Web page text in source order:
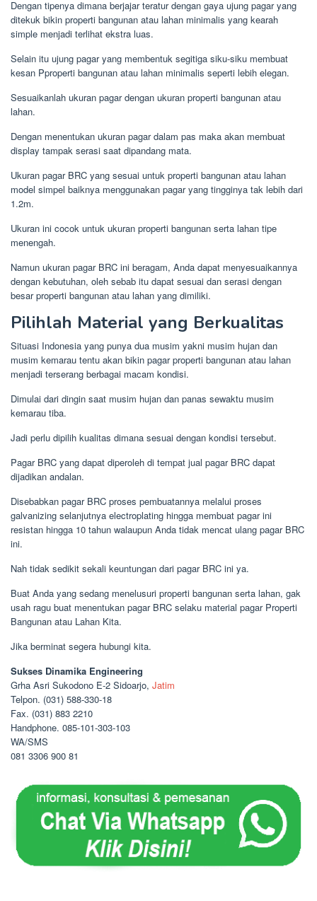
Dengan tipenya dimana berjajar teratur dengan gaya ujung pagar yang
ditekuk bikin properti bangunan atau lahan minimalis yang kearah
simple menjadi terlihat ekstra luas.
Selain itu ujung pagar yang membentuk segitiga siku-siku membuat
kesan Pproperti bangunan atau lahan minimalis seperti lebih elegan.
Sesuaikanlah ukuran pagar dengan ukuran properti bangunan atau
lahan.
Dengan menentukan ukuran pagar dalam pas maka akan membuat
display tampak serasi saat dipandang mata.
Ukuran pagar BRC yang sesuai untuk properti bangunan atau lahan
model simpel baiknya menggunakan pagar yang tingginya tak lebih dari
1.2m.
Ukuran ini cocok untuk ukuran properti bangunan serta lahan tipe
menengah.
Namun ukuran pagar BRC ini beragam, Anda dapat menyesuaikannya
dengan kebutuhan, oleh sebab itu dapat sesuai dan serasi dengan
besar properti bangunan atau lahan yang dimiliki.
Pilihlah Material yang Berkualitas
Situasi Indonesia yang punya dua musim yakni musim hujan dan
musim kemarau tentu akan bikin pagar properti bangunan atau lahan
menjadi terserang berbagai macam kondisi.
Dimulai dari dingin saat musim hujan dan panas sewaktu musim
kemarau tiba.
Jadi perlu dipilih kualitas dimana sesuai dengan kondisi tersebut.
Pagar BRC yang dapat diperoleh di tempat jual pagar BRC dapat
dijadikan andalan.
Disebabkan pagar BRC proses pembuatannya melalui proses
galvanizing selanjutnya electroplating hingga membuat pagar ini
resistan hingga 10 tahun walaupun Anda tidak mencat ulang pagar BRC
ini.
Nah tidak sedikit sekali keuntungan dari pagar BRC ini ya.
Buat Anda yang sedang menelusuri properti bangunan serta lahan, gak
usah ragu buat menentukan pagar BRC selaku material pagar Properti
Bangunan atau Lahan Kita.
Jika berminat segera hubungi kita.
Sukses Dinamika Engineering
Grha Asri Sukodono E-2 Sidoarjo, Jatim
Telpon. (031) 588-330-18
Fax. (031) 883 2210
Handphone. 085-101-303-103
WA/SMS
081 3306 900 81